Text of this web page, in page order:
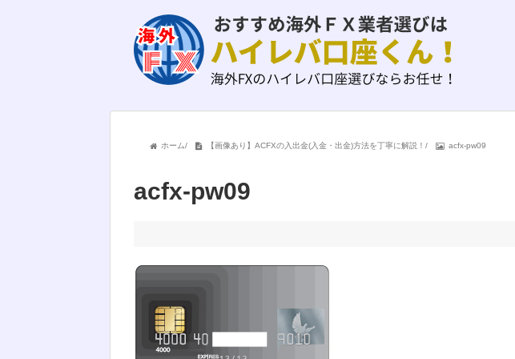
ホーム/ 【画像あり】ACFXの入出金(入金・出金)方法を丁寧に解説！ / acfx-pw09
acfx-pw09